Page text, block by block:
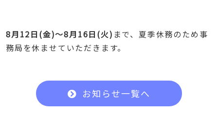
8月12日(金)～8月16日(火) まで、夏季休務のため事
務局を休ませていただきます。
お知らせ一覧へ